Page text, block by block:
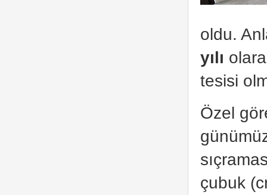
oldu.
yılı
tesisi
Özel
çubuk